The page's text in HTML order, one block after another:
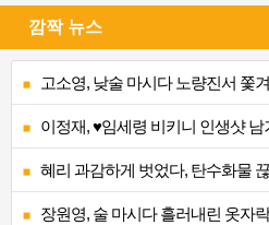
깜짝 뉴스
고소영, 낮술 마시다 노량진서 쫓
이정재, ♥임세령 비키니 인생샷
혜리 과감하게 벗었다, 탄수화물
장원영, 술 마시다 흘러내린 옷자